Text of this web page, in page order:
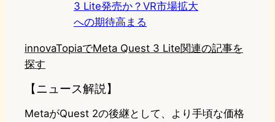
3 Lite発売か？VR市場拡大
への期待高まる
innovaTopiaでMeta Quest 3 Lite関連の記事を
探す
【ニュース解説】
MetaがQuest 2の後継として、より手頃な価格